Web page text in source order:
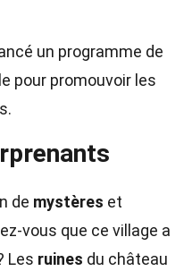
un programme de
pour promouvoir les
de mystères et
vous que ce village a
Les ruines du château